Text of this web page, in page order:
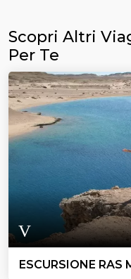
Scopri Altri
Per Te
ESCURSIONE RAS